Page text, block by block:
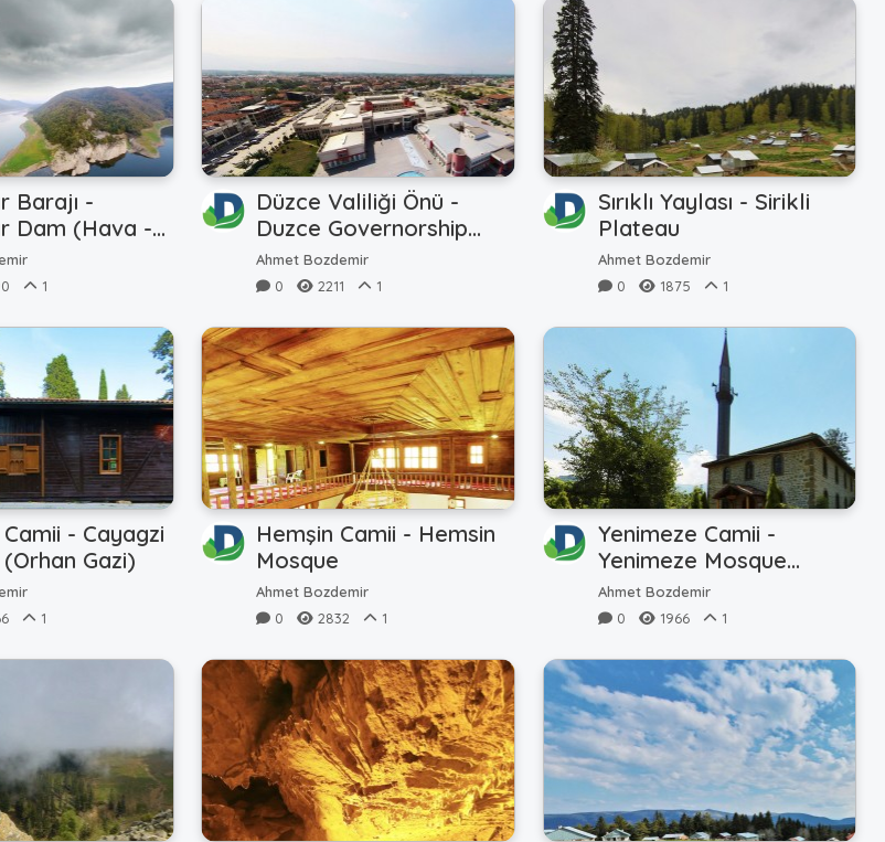
Barajı -
Dam (Hava -
1
Düzce Valiliği Önü -
Duzce Governorship
Him (2014)
Ahmet Bozdemir
0
2211 1
Sırıklı Yaylası - Sirikli
Plateau
Ahmet Bozdemir
0
1875 1
Camii - Cayagzi
Gazi)
1
Hemşin Camii - Hemsin
Mosque
Ahmet Bozdemir
0
2832 1
Yenimeze Camii -
Yenimeze Mosque
(Uğurlu)
Ahmet Bozdemir
0
1966 1